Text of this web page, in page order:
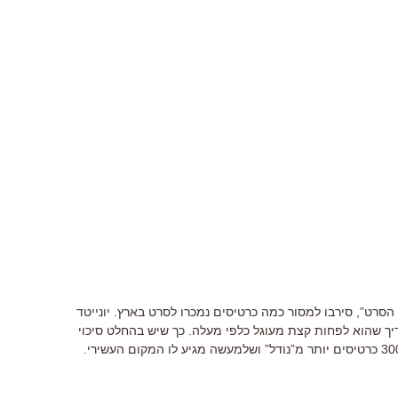
סירבו למסור כמה כרטיסים נמכרו לסרט בארץ. יונייטד
שהוא לפחות קצת מעוגל כלפי מעלה. כך שיש בהחלט סיכוי
שלמעשה “משפחת סימפסון” מכר כ-3000 כרטיסים יותר מ”נודל” ושלמעשה מגיע לו המקום העשירי.